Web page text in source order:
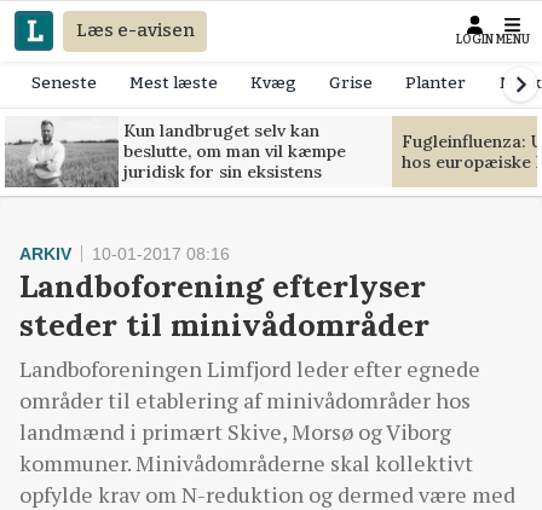
Læs e-avisen LOGIN MENU
Seneste Mest læste Kvæg Grise Planter
Kun landbruget selv kan
beslutte, om man vil kæmpe
juridisk for sin eksistens
Fugleinfluenza:
hos europæiske
ARKIV 10-01-2017 08:16
Landboforening efterlyser
steder til minivådområder
Landboforeningen Limfjord leder efter egnede
områder til etablering af minivådområder hos
landmænd i primært Skive, Morsø og Viborg
kommuner. Minivådområderne skal kollektivt
opfylde krav om N-reduktion og dermed være med